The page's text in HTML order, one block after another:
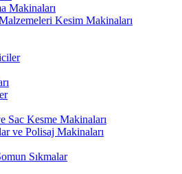
Makinaları
Kesim Makinaları
Sac Kesme Makinaları
ve Polisaj Makinaları
Sıkmalar